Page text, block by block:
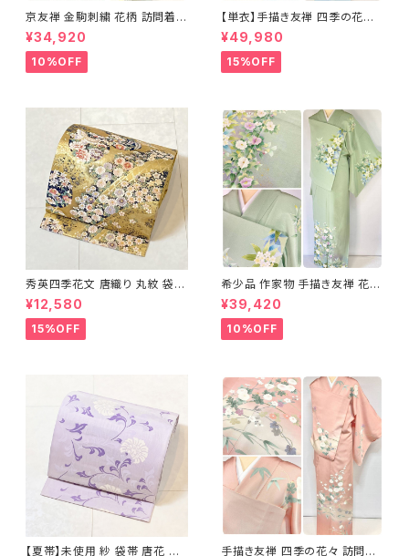
京友禅 金駒刺繍 花柄 訪問着
正絹 水色 黄緑 パステルカラー
アイスグリーン 1433
¥34,920
10%OFF
【単衣】手描き友禅 四季の花々
正絹 訪問着 水色 黄緑 白 パス
テルカラー 1431
¥49,980
15%OFF
秀英四季花文 唐織り 丸紋 袋帯
正絹 金糸 ゴールド 紺 ピンク 7
05
¥12,580
15%OFF
希少品 作家物 手描き友禅 花鳥
文 椿 沈丁花 訪問着 正絹 袷 黄
緑 青 白 1418
¥39,420
10%OFF
【夏帯】未使用 紗 袋帯 唐花 正
手描き友禅 四季の花々 訪問着